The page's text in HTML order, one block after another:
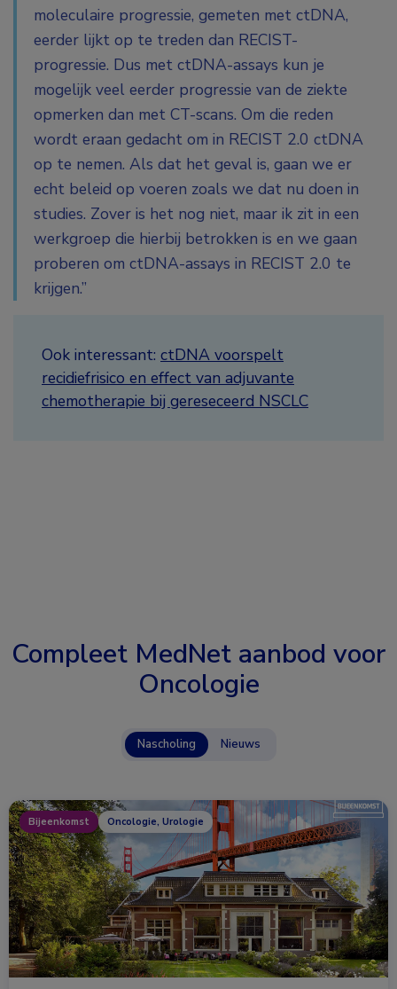
moleculaire progressie, gemeten met ctDNA,
eerder lijkt op te treden dan RECIST-
progressie. Dus met ctDNA-assays kun je
mogelijk veel eerder progressie van de ziekte
opmerken dan met CT-scans. Om die reden
wordt eraan gedacht om in RECIST 2.0 ctDNA
op te nemen. Als dat het geval is, gaan we er
echt beleid op voeren zoals we dat nu doen in
studies. Zover is het nog niet, maar ik zit in een
werkgroep die hierbij betrokken is en we gaan
proberen om ctDNA-assays in RECIST 2.0 te
krijgen.”
Ook interessant: ctDNA voorspelt
recidiefrisico en effect van adjuvante
chemotherapie bij gereseceerd NSCLC
Compleet MedNet aanbod voor
Oncologie
Nascholing Nieuws
Bijeenkomst Oncologie, Urologie